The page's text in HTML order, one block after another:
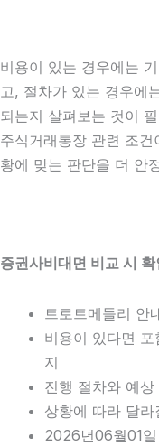
비용이 있는 경우에는
고, 절차가 있는 경우에
되는지 살펴보는 것이
주식거래통장 관련 조
황에 맞는 판단을 더 안
증권사비대면 비교 시
트로트메들리 안
비용이 있다면
지
진행 절차와 예
상황에 따라 달
2026년06월01